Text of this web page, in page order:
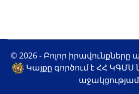
© 2026 - Բոլոր
Կայքը գործում է ՀՀ